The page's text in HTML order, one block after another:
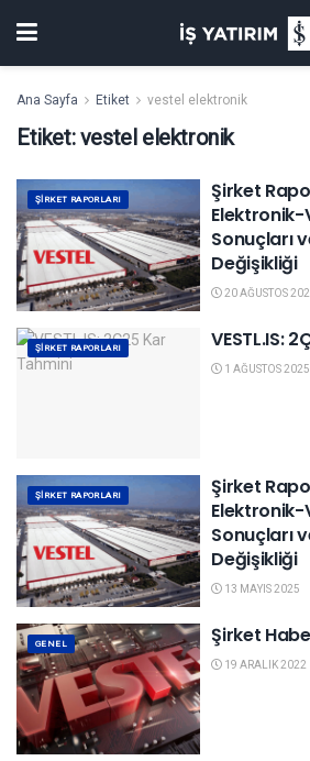
Ana Sayfa Etiket vestel elektronik
Etiket:vestel elektronik
ŞIRKET RAPORLARI
Şirket
Elektronik-
Sonuçları
Değişikliği
20 AĞUSTOS
ŞIRKET RAPORLARI VESTL.IS:
1 AĞUSTOS 2025
ŞIRKET RAPORLARI
Şirket
Elektronik-
Sonuçları
Değişikliği
13 MAYIS 2025
GENEL Şirket
19 ARALIK 2022